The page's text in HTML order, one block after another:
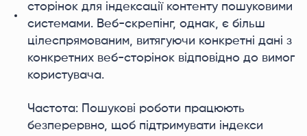
сторінок для індексації контенту пошуковими
системами. Веб-скрепінг, однак, є більш
цілеспрямованим, витягуючи конкретні дані з
конкретних веб-сторінок відповідно до вимог
користувача.
Частота: Пошукові роботи працюють
безперервно, щоб підтримувати індекси